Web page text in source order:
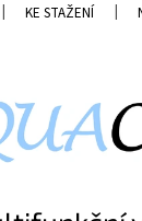
KE STAŽENÍ